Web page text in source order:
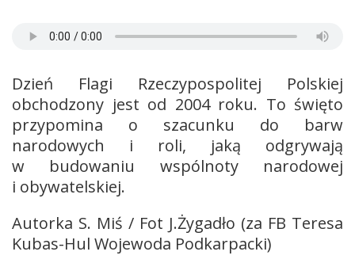
Dzień Flagi Rzeczypospolitej Polskiej
obchodzony jest od 2004 roku. To święto
przypomina o szacunku do barw
narodowych i roli, jaką odgrywają
w budowaniu wspólnoty narodowej
i obywatelskiej.
Autorka S. Miś / Fot J.Żygadło (za FB Teresa
Kubas-Hul Wojewoda Podkarpacki)